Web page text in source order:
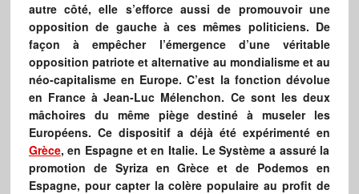
autre côté, elle s’efforce aussi de promouvoir une
opposition de gauche à ces mêmes politiciens. De
façon à empêcher l’émergence d’une véritable
opposition patriote et alternative au mondialisme et au
néo-capitalisme en Europe. C’est la fonction dévolue
en France à Jean-Luc Mélenchon. Ce sont les deux
mâchoires du même piège destiné à museler les
Européens. Ce dispositif a déjà été expérimenté en
Grèce, en Espagne et en Italie. Le Système a assuré la
promotion de Syriza en Grèce et de Podemos en
Espagne, pour capter la colère populaire au profit de